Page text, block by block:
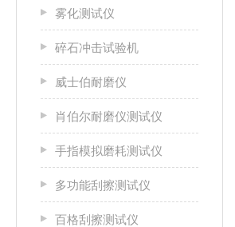
雾化测试仪
碎石冲击试验机
威士伯耐磨仪
肖伯尔耐磨仪测试仪
手指模拟磨耗测试仪
多功能刮擦测试仪
百格刮擦测试仪